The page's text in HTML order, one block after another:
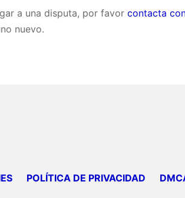
a una disputa, por favor contacta
nuevo.
POLÍTICA DE PRIVACIDAD